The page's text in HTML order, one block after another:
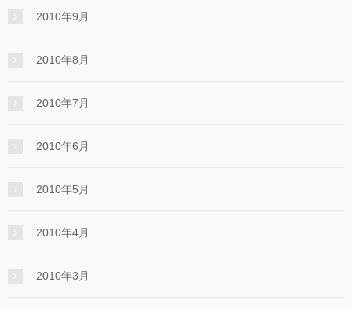
2010年9月
2010年8月
2010年7月
2010年6月
2010年5月
2010年4月
2010年3月